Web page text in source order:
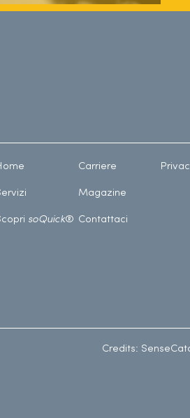
soQuick®
Carriere
Magazine
Contattaci
Credits: